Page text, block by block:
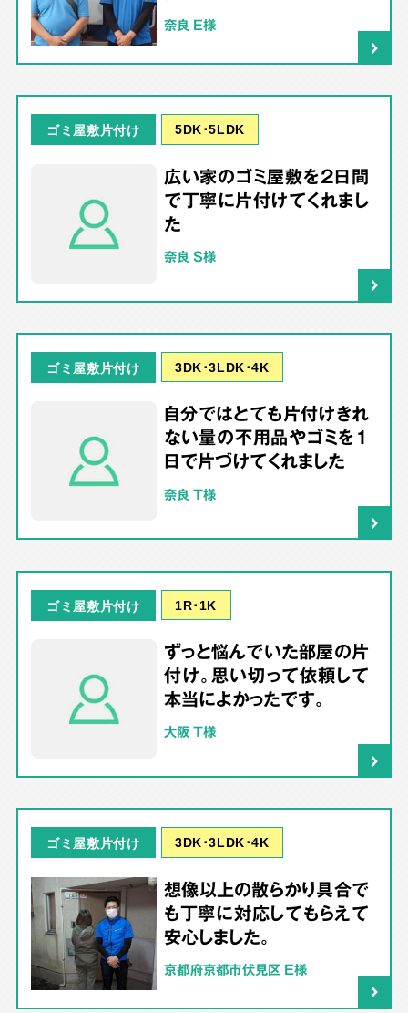
奈良 E様
ゴミ屋敷片付け 5DK･5LDK
広い家のゴミ屋敷を2日間
で丁寧に片付けてくれまし
た
奈良 S様
ゴミ屋敷片付け 3DK･3LDK･4K
自分ではとても片付けきれ
ない量の不用品やゴミを1
日で片づけてくれました
奈良 T様
ゴミ屋敷片付け 1R･1K
ずっと悩んでいた部屋の片
付け。思い切って依頼して
本当によかったです。
大阪 T様
ゴミ屋敷片付け 3DK･3LDK･4K
想像以上の散らかり具合で
も丁寧に対応してもらえて
安心しました。
京都府京都市伏見区 E様